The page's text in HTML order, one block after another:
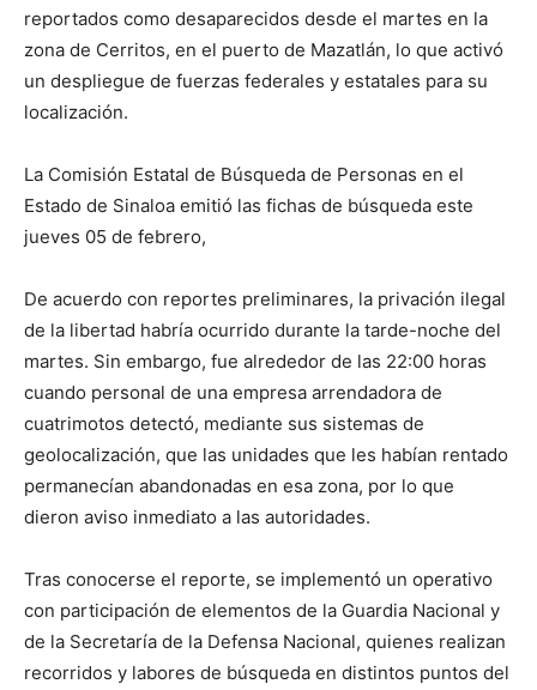
reportados como desaparecidos desde el martes en la
zona de Cerritos, en el puerto de Mazatlán, lo que activó
un despliegue de fuerzas federales y estatales para su
localización.
La Comisión Estatal de Búsqueda de Personas en el
Estado de Sinaloa emitió las fichas de búsqueda este
jueves 05 de febrero,
De acuerdo con reportes preliminares, la privación ilegal
de la libertad habría ocurrido durante la tarde-noche del
martes. Sin embargo, fue alrededor de las 22:00 horas
cuando personal de una empresa arrendadora de
cuatrimotos detectó, mediante sus sistemas de
geolocalización, que las unidades que les habían rentado
permanecían abandonadas en esa zona, por lo que
dieron aviso inmediato a las autoridades.
Tras conocerse el reporte, se implementó un operativo
con participación de elementos de la Guardia Nacional y
de la Secretaría de la Defensa Nacional, quienes realizan
recorridos y labores de búsqueda en distintos puntos del